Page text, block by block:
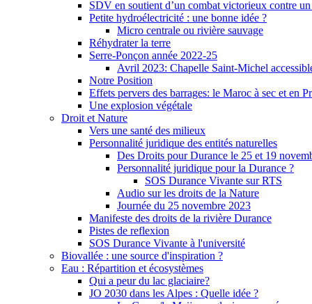
SDV en soutient d’un combat victorieux contre un
Petite hydroélectricité : une bonne idée ?
Micro centrale ou rivière sauvage
Réhydrater la terre
Serre-Ponçon année 2022-25
Avril 2023: Chapelle Saint-Michel
Notre Position
Effets pervers des barrages: le Maroc à sec et en
Une explosion végétale
Droit et Nature
Vers une santé des milieux
Personnalité juridique des entités naturelles
Des Droits pour Durance le 25 et 19
Personnalité juridique pour la Durance ?
SOS Durance Vivante sur RTS
Audio sur les droits de la Nature
Journée du 25 novembre 2023
Manifeste des droits de la rivière Durance
Pistes de reflexion
SOS Durance Vivante à l'université
Biovallée : une source d'inspiration ?
Eau : Répartition et écosystèmes
Qui a peur du lac glaciaire?
JO 2030 dans les Alpes : Quelle idée ?